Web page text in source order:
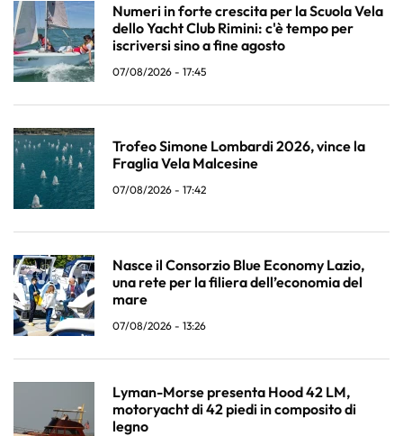
Numeri in forte crescita per la Scuola Vela
dello Yacht Club Rimini: c'è tempo per
iscriversi sino a fine agosto
07/08/2026 - 17:45
Trofeo Simone Lombardi 2026, vince la
Fraglia Vela Malcesine
07/08/2026 - 17:42
Nasce il Consorzio Blue Economy Lazio,
una rete per la filiera dell’economia del
mare
07/08/2026 - 13:26
Lyman-Morse presenta Hood 42 LM,
motoryacht di 42 piedi in composito di
legno